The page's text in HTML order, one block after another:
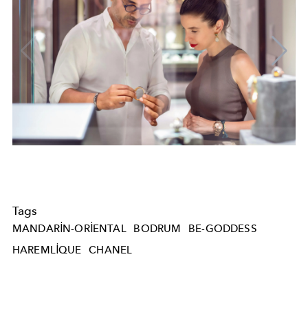
Tags
MANDARIN-ORIENTAL BODRUM
BE-GODDESS
HAREMLIQUE
CHANEL